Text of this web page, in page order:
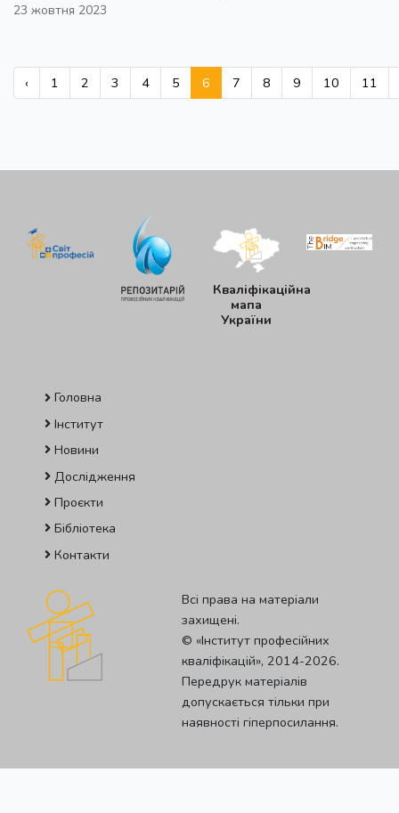
23 жовтня 2023
‹ 1 2 3 4 5 6 7 8 9 10 11
Кваліфікаційна
мапа
України
Головна
Інститут
Новини
Дослідження
Проєкти
Бібліотека
Контакти
Всі права на матеріали
захищені.
© «Iнститут професiйних
квалiфiкацiй», 2014-2026.
Передрук матеріалів
допускається тільки при
наявності гіперпосилання.